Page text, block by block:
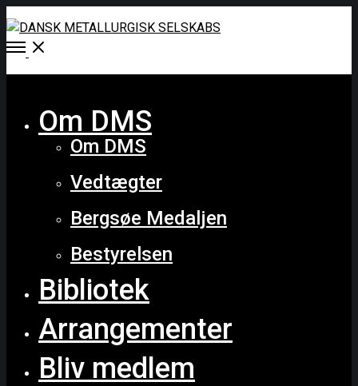
Open
Om DMS
Om DMS
Vedtægter
Bergsøe Medaljen
Bestyrelsen
Bibliotek
Arrangementer
Bliv medlem